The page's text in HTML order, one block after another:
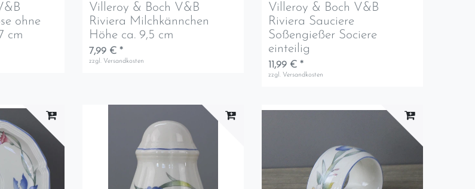
ohne
cm
Villeroy & Boch V&B
Riviera Milchkännchen
Höhe ca. 9,5 cm
7,99 € *
zzgl. Versandkosten
Villeroy & Boch V&B
Riviera Sauciere
Soßengießer Sociere
einteilig
11,99 € *
zzgl. Versandkosten